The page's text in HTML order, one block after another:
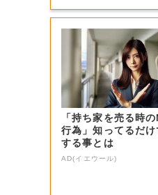
「持ち家を売る時の
行為」知ってるだけ
する事とは
AD(イエウール)